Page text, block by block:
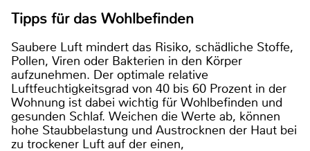
Tipps für das Wohlbefinden
Saubere Luft mindert das Risiko, schädliche Stoffe,
Pollen, Viren oder Bakterien in den Körper
aufzunehmen. Der optimale relative
Luftfeuchtigkeitsgrad von 40 bis 60 Prozent in der
Wohnung ist dabei wichtig für Wohlbefinden und
gesunden Schlaf. Weichen die Werte ab, können
hohe Staubbelastung und Austrocknen der Haut bei
zu trockener Luft auf der einen,